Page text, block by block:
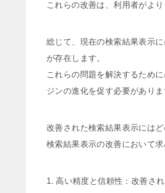
これらの改善は、利用者がよ
総じて、現在の検索結果表示
が存在します。
これらの問題を解決するため
ジンの進化を促す必要がありま
改善された検索結果表示には
検索結果表示の改善において
1. 高い精度と信頼性：改善さ